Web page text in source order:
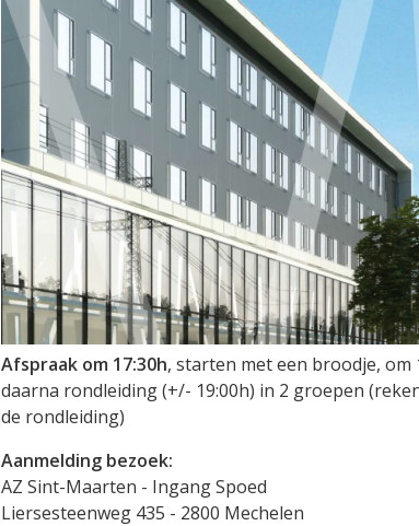
Afspraak om 17:30h, starten met een broodje, om
daarna rondleiding (+/- 19:00h) in 2 groepen
de rondleiding)
Aanmelding bezoek:
AZ Sint-Maarten - Ingang Spoed
Liersesteenweg 435 - 2800 Mechelen